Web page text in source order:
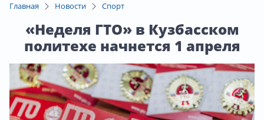
Главная Новости Спорт
«Неделя ГТО» в Кузбасском
политехе начнется 1 апреля